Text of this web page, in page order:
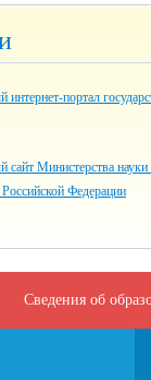
портал
сайт Министерства
Федерации
Сведения об